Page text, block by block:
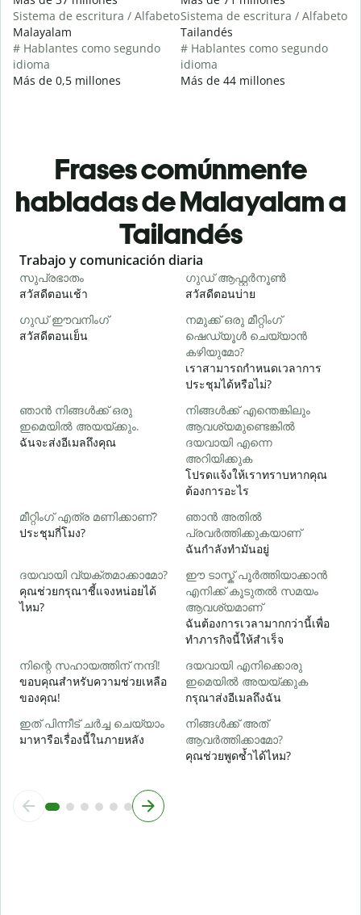
Sistema de escritura / Alfabeto
Malayalam
# Hablantes como segundo
idioma
Más de 0,5 millones
Sistema de escritura / Alfabeto
Tailandés
# Hablantes como segundo
idioma
Más de 44 millones
Frases comúnmente
habladas de Malayalam a
Tailandés
Slide 1 of 6
Trabajo y comunicación diaria
സുപ്രഭാതം
สวัสดีตอนเช้า
ഗുഡ് ആഫ്റ്റർനൂൺ
สวัสดีตอนบ่าย
ഗുഡ് ഈവനിംഗ്
สวัสดีตอนเย็น
നമുക്ക് ഒരു മീറ്റിംഗ്
ഷെഡ്യൂൾ ചെയ്യാൻ
കഴിയുമോ?
เราสามารถกำหนดเวลาการ
ประชุมได้หรือไม่?
ഞാൻ നിങ്ങൾക്ക് ഒരു
ഇമെയിൽ അയയ്ക്കും.
ฉันจะส่งอีเมลถึงคุณ
നിങ്ങൾക്ക് എന്തെങ്കിലും
ആവശ്യമുണ്ടെങ്കിൽ
ദയവായി എന്നെ
അറിയിക്കുക
โปรดแจ้งให้เราทราบหากคุณ
ต้องการอะไร
മീറ്റിംഗ് എത്ര മണിക്കാണ്?
ประชุมกี่โมง?
ഞാൻ അതിൽ
പ്രവർത്തിക്കുകയാണ്
ฉันกำลังทำมันอยู่
ദയവായി വ്യക്തമാക്കാമോ?
คุณช่วยกรุณาชี้แจงหน่อยได้
ไหม?
ഈ ടാസ്ക് പൂർത്തിയാക്കാൻ
എനിക്ക് കൂടുതൽ സമയം
ആവശ്യമാണ്
ฉันต้องการเวลามากกว่านี้เพื่อ
ทำภารกิจนี้ให้สำเร็จ
നിന്റെ സഹായത്തിന് നന്ദി!
ขอบคุณสำหรับความช่วยเหลือ
ของคุณ!
ദയവായി എനിക്കൊരു
ഇമെയിൽ അയയ്ക്കുക
กรุณาส่งอีเมลถึงฉัน
ഇത് പിന്നീട് ചർച്ച ചെയ്യാം
มาหารือเรื่องนี้ในภายหลัง
നിങ്ങൾക്ക് അത്
ആവർത്തിക്കാമോ?
คุณช่วยพูดซ้ำได้ไหม?